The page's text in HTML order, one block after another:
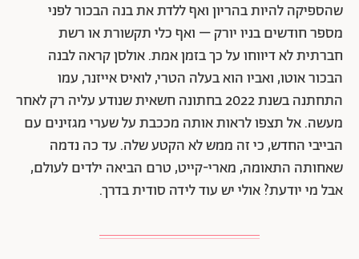
שהספיקה להיות בהריון ואף ללדת את בנה הבכור לפני
מספר חודשים בניו יורק – ואף כלי תקשורת או רשת
חברתית לא דיווחו על כך בזמן אמת. אולסן קראה לבנה
הבכור אוטו, ואביו הוא בעלה הטרי, לואיס אייזנר, עמו
התחתנה בשנת 2022 בחתונה חשאית שנודע עליה רק לאחר
מעשה. אל תצפו לראות אותה מככבת על שערי מגזינים עם
הבייבי החדש, כי זה ממש לא הקטע שלה. עד כה נדמה
שאחותה התאומה, מארי-קייט, טרם הביאה ילדים לעולם,
אבל מי יודעת? אולי יש עוד לידה סודית בדרך.